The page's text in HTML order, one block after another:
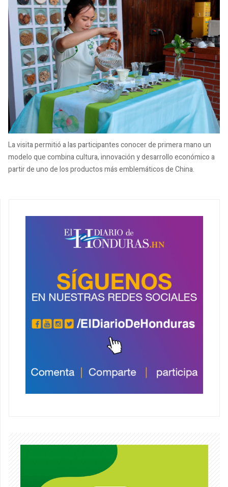
La visita permitió a las participantes conocer de primera mano un
modelo que combina cultura, innovación y desarrollo económico a
partir de uno de los productos más emblemáticos de China.